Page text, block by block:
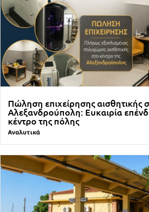
Πώληση επιχείρησης αισθητικής
Αλεξανδρούπολη: Ευκαιρία
κέντρο της πόλης
Αναλυτικά